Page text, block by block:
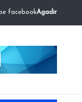
facebookAgadir